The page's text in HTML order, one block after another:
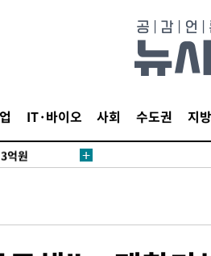
IT·바이오 사회 수도권 지방
억원
종